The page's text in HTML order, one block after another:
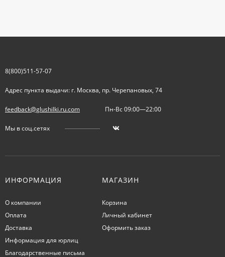
8(800)511-57-07
Адрес пункта выдачи: г. Москва, пр. Черепановых, 74
feedback@glushilki.ru.com Пн-Вс 09:00—22:00
Мы в соц.сетях
ИНФОРМАЦИЯ
О компании
Оплата
Доставка
Информация для юрлиц
Благодарственные письма
МАГАЗИН
Корзина
Личный кабинет
Оформить заказ